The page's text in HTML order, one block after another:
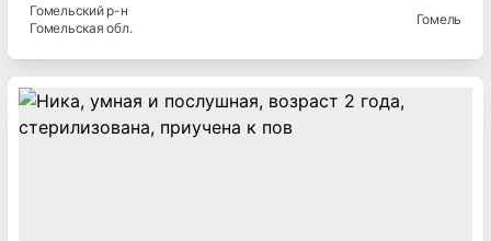
Гомельскийр-н
Гомельская обл.
Гомель